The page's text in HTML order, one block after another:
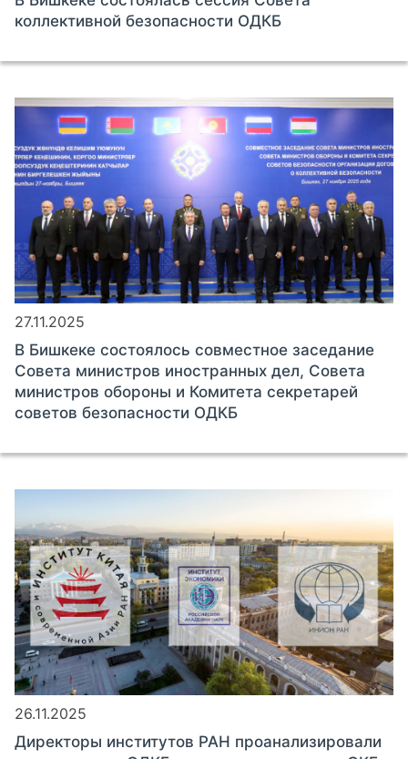
коллективной безопасности ОДКБ
27.11.2025
В Бишкеке состоялось совместное заседание
Совета министров иностранных дел, Совета
министров обороны и Комитета секретарей
советов безопасности ОДКБ
26.11.2025
Директоры институтов РАН проанализировали